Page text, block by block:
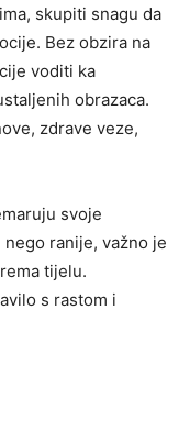
skupiti snagu da
Bez obzira na
voditi ka
obrazaca.
zdrave veze,
svoje
ranije, važno je
tijelu.
s rastom i